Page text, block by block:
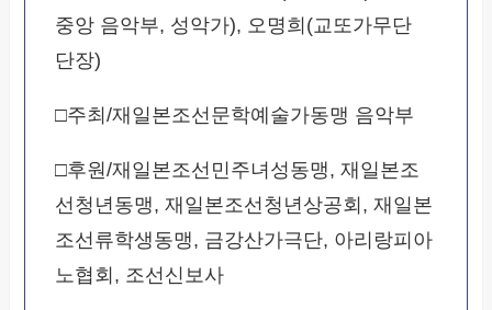
중앙 음악부, 성악가), 오명희(교또가무단
단장)
□주최/재일본조선문학예술가동맹 음악부
□후원/재일본조선민주녀성동맹, 재일본조
선청년동맹, 재일본조선청년상공회, 재일본
조선류학생동맹, 금강산가극단, 아리랑피아
노협회, 조선신보사